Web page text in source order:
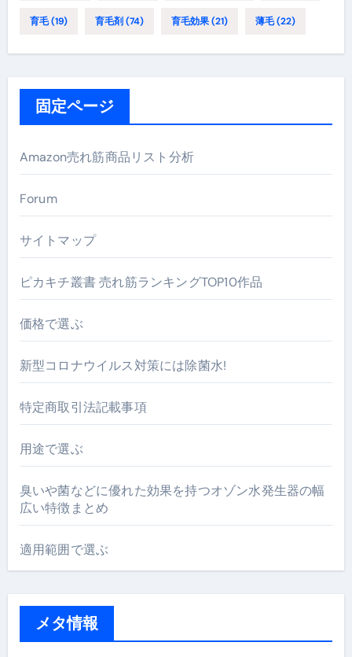
育毛(19) 育毛剤 (74) 育毛効果(21) 薄毛(22)
固定ページ
Amazon売れ筋商品リスト分析
Forum
サイトマップ
ピカキチ叢書 売れ筋ランキングTOP10作品
価格で選ぶ
新型コロナウイルス対策には除菌水!
特定商取引法記載事項
用途で選ぶ
臭いや菌などに優れた効果を持つオゾン水発生器の幅
広い特徴まとめ
適用範囲で選ぶ
メタ情報